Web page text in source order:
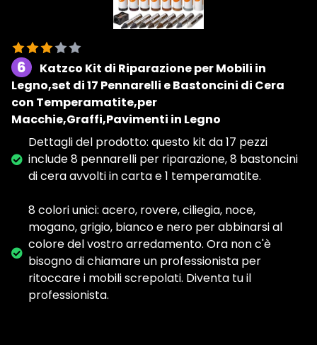
6
Katzco Kit di Riparazione per Mobili in
Legno,set di 17 Pennarelli e Bastoncini di Cera
con Temperamatite,per
Macchie,Graffi,Pavimenti in Legno
Dettagli del prodotto: questo kit da 17 pezzi
include 8 pennarelli per riparazione, 8 bastoncini
di cera avvolti in carta e 1 temperamatite.
8 colori unici: acero, rovere, ciliegia, noce,
mogano, grigio, bianco e nero per abbinarsi al
colore del vostro arredamento. Ora non c'è
bisogno di chiamare un professionista per
ritoccare i mobili screpolati. Diventa tu il
professionista.